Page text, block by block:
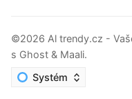
©2026 Al trendy.cz -
s Ghost & Maali.